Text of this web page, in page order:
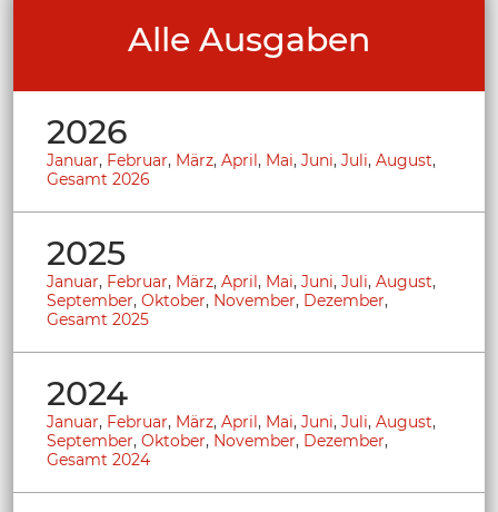
Alle Ausgaben
2026
Januar, Februar, März, April, Mai, Juni, Juli, August,
Gesamt 2026
2025
Januar, Februar, März, April, Mai, Juni, Juli, August,
September, Oktober, November, Dezember,
Gesamt 2025
2024
Januar, Februar, März, April, Mai, Juni, Juli, August,
September, Oktober, November, Dezember,
Gesamt 2024